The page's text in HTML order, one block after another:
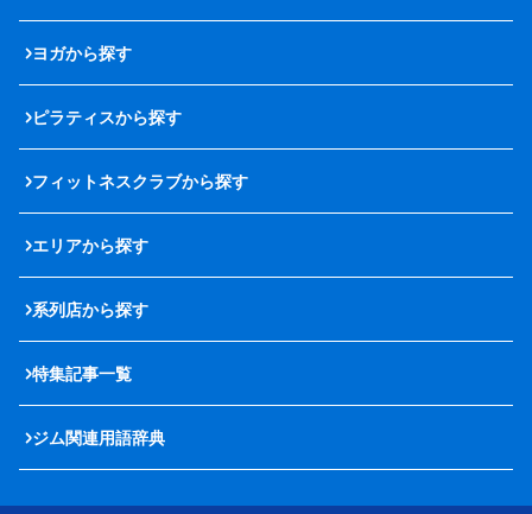
ヨガから探す
ピラティスから探す
フィットネスクラブから探す
エリアから探す
系列店から探す
特集記事一覧
ジム関連用語辞典